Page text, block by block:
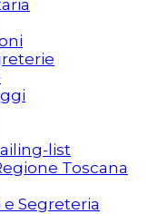
list
Toscana
e Segreteria